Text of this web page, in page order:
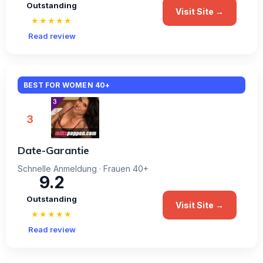
Outstanding
★★★★★
Read review
Visit Site →
BEST FOR WOMEN 40+
3
Date-Garantie
Schnelle Anmeldung · Frauen 40+
9.2
Outstanding
★★★★★
Read review
Visit Site →